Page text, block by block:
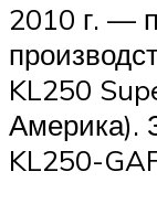
2010 г. —
KL250
Америка).
KL250-